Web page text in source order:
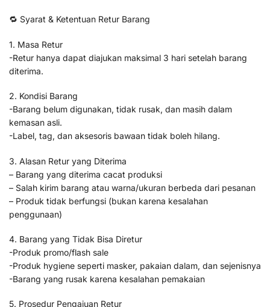
🔁 Syarat & Ketentuan Retur Barang
1. Masa Retur
-Retur hanya dapat diajukan maksimal 3 hari setelah barang
diterima.
2. Kondisi Barang
-Barang belum digunakan, tidak rusak, dan masih dalam
kemasan asli.
-Label, tag, dan aksesoris bawaan tidak boleh hilang.
3. Alasan Retur yang Diterima
– Barang yang diterima cacat produksi
– Salah kirim barang atau warna/ukuran berbeda dari pesanan
– Produk tidak berfungsi (bukan karena kesalahan
penggunaan)
4. Barang yang Tidak Bisa Diretur
-Produk promo/flash sale
-Produk hygiene seperti masker, pakaian dalam, dan sejenisnya
-Barang yang rusak karena kesalahan pemakaian
5. Prosedur Pengajuan Retur